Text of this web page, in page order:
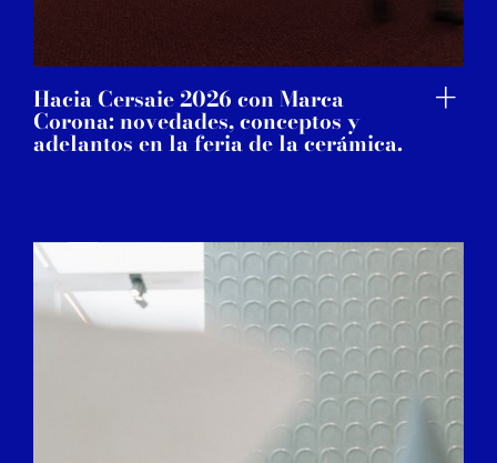
Hacia Cersaie 2026 con Marca
Corona: novedades, conceptos y
adelantos en la feria de la cerámica.